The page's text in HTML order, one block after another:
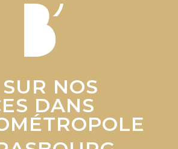
NOS
DANS